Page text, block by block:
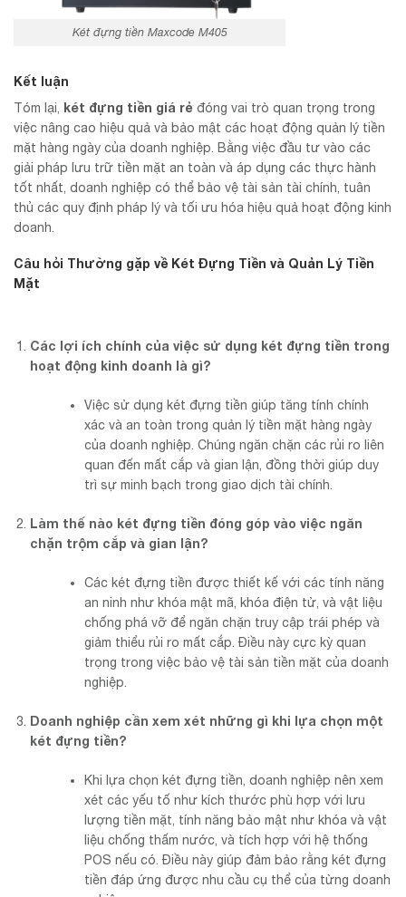
Két đựng tiền Maxcode M405
Kết luận
Tóm lại, két đựng tiền giá rẻ đóng vai trò quan trọng trong
việc nâng cao hiệu quả và bảo mật các hoạt động quản lý tiền
mặt hàng ngày của doanh nghiệp. Bằng việc đầu tư vào các
giải pháp lưu trữ tiền mặt an toàn và áp dụng các thực hành
tốt nhất, doanh nghiệp có thể bảo vệ tài sản tài chính, tuân
thủ các quy định pháp lý và tối ưu hóa hiệu quả hoạt động kinh
doanh.
Câu hỏi Thường gặp về Két Đựng Tiền và Quản Lý Tiền
Mặt
Các lợi ích chính của việc sử dụng két đựng tiền trong
hoạt động kinh doanh là gì?
Việc sử dụng két đựng tiền giúp tăng tính chính
xác và an toàn trong quản lý tiền mặt hàng ngày
của doanh nghiệp. Chúng ngăn chặn các rủi ro liên
quan đến mất cắp và gian lận, đồng thời giúp duy
trì sự minh bạch trong giao dịch tài chính.
Làm thế nào két đựng tiền đóng góp vào việc ngăn
chặn trộm cắp và gian lận?
Các két đựng tiền được thiết kế với các tính năng
an ninh như khóa mật mã, khóa điện tử, và vật liệu
chống phá vỡ để ngăn chặn truy cập trái phép và
giảm thiểu rủi ro mất cắp. Điều này cực kỳ quan
trọng trong việc bảo vệ tài sản tiền mặt của doanh
nghiệp.
Doanh nghiệp cần xem xét những gì khi lựa chọn một
két đựng tiền?
Khi lựa chọn két đựng tiền, doanh nghiệp nên xem
xét các yếu tố như kích thước phù hợp với lưu
lượng tiền mặt, tính năng bảo mật như khóa và vật
liệu chống thấm nước, và tích hợp với hệ thống
POS nếu có. Điều này giúp đảm bảo rằng két đựng
tiền đáp ứng được nhu cầu cụ thể của từng doanh